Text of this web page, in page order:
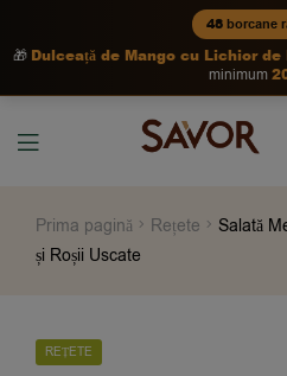
48borcane
🎁 Dulceață de Mango cu Lichior
minimum
Prima pagină Rețete
Salată
și Roșii Uscate
REȚETE